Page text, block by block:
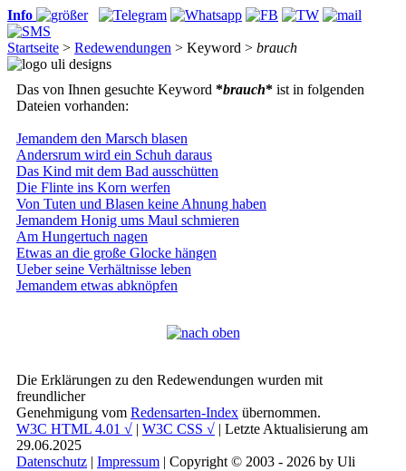
Info
Startseite > Redewendungen > Keyword > brauch
Das von Ihnen gesuchte Keyword *brauch* ist in folgenden
Dateien vorhanden:
Jemandem den Marsch blasen
Andersrum wird ein Schuh daraus
Das Kind mit dem Bad ausschütten
Die Flinte ins Korn werfen
Von Tuten und Blasen keine Ahnung haben
Jemandem Honig ums Maul schmieren
Am Hungertuch nagen
Etwas an die große Glocke hängen
Ueber seine Verhältnisse leben
Jemandem etwas abknöpfen
Die Erklärungen zu den Redewendungen wurden mit
freundlicher
Genehmigung vom Redensarten-Index übernommen.
W3C HTML 4.01 √ | W3C CSS √ | Letzte Aktualisierung am
29.06.2025
Datenschutz | Impressum | Copyright © 2003 - 2026 by Uli